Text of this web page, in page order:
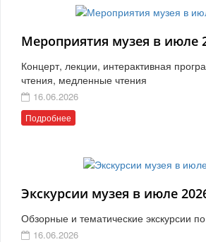
Мероприятия музея в июле
Концерт, лекции, интерактивная
чтения, медленные чтения
16.06.2026
Подробнее
Экскурсии музея в июле
Обзорные и тематические экскурсии
16.06.2026